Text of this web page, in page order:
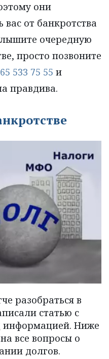
они
от банкротства
очередную
просто позвоните
533 75 55 и
правдива.
разобраться в
статью с
информацией. Ниже
все вопросы о
долгов.